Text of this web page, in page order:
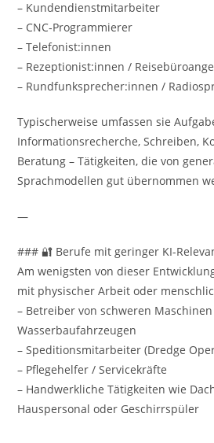
– Kundendienstmitarbeiter
– CNC‑Programmierer
– Telefonist:innen
– Rezeptionist:innen /
– Rundfunksprecher:innen /
Typischerweise umfassen sie
Informationsrecherche, Schreiben,
Beratung – Tätigkeiten, die von
Sprachmodellen gut übernommen
—
### 🔐 Berufe mit geringer KI-
Am wenigsten von dieser
mit physischer Arbeit oder
– Betreiber von schweren
Wasserbaufahrzeugen
– Speditionsmitarbeiter (Dredge
– Pflegehelfer / Servicekräfte
– Handwerkliche Tätigkeiten wie
Hauspersonal oder Geschirrspüler